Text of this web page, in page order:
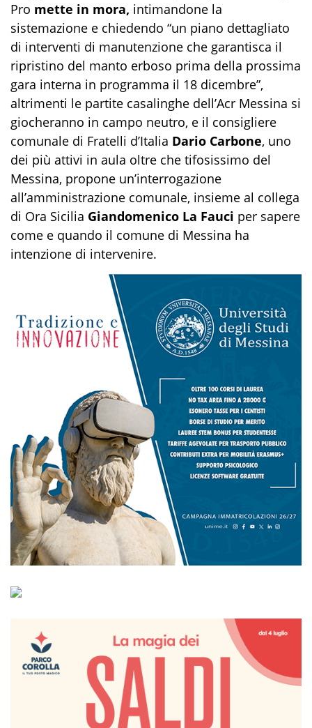
Pro mette in mora, intimandone la
sistemazione e chiedendo “un piano dettagliato
di interventi di manutenzione che garantisca il
ripristino del manto erboso prima della prossima
gara interna in programma il 18 dicembre”,
altrimenti le partite casalinghe dell’Acr Messina si
giocheranno in campo neutro, e il consigliere
comunale di Fratelli d’Italia Dario Carbone, uno
dei più attivi in aula oltre che tifosissimo del
Messina, propone un’interrogazione
all’amministrazione comunale, insieme al collega
di Ora Sicilia Giandomenico La Fauci per sapere
come e quando il comune di Messina ha
intenzione di intervenire.